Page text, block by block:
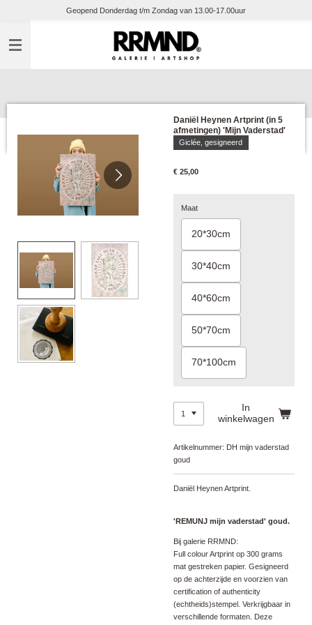
naar
de
Geopend Donderdag t/m Zondag van 13.00-17.00uur
Daniël Heynen Artprint (in 5
afmetingen) 'Mijn Vaderstad'
Giclée, gesigneerd
€ 25,00
Maat
20*30cm
30*40cm
40*60cm
50*70cm
70*100cm
In
winkelwagen
Artikelnummer: DH mijn vaderstad
goud
Daniël Heynen Artprint.
'REMUNJ mijn vaderstad' goud.
Bij galerie RRMND:
Full colour Artprint op 300 grams
mat gestreken papier. Gesigneerd
op de achterzijde en voorzien van
certification of authenticity
(echtheids)stempel. Verkrijgbaar in
verschillende formaten. Deze